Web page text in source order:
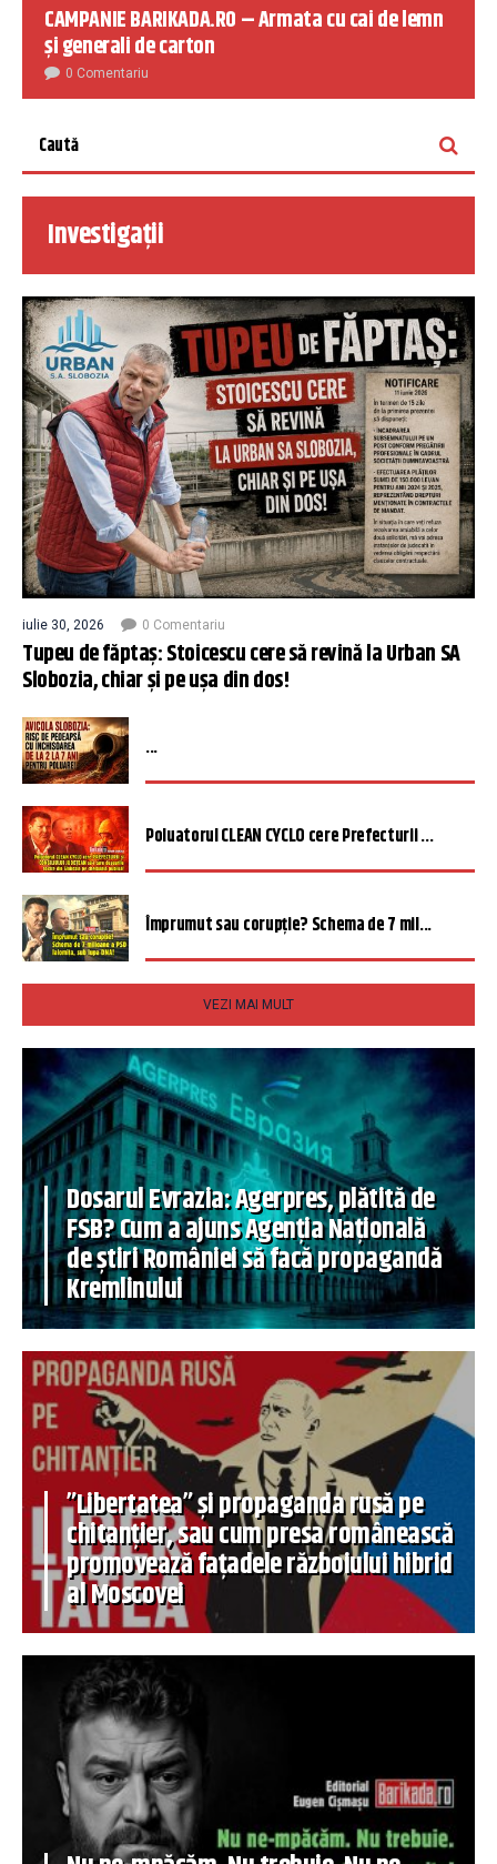
CAMPANIE BARIKADA.RO – Armata cu cai de lemn
și generali de carton
0 Comentariu
Investigații
iulie 30, 2026 0 Comentariu
Tupeu de făptaș: Stoicescu cere să revină la Urban SA
Slobozia, chiar și pe ușa din dos!
...
Poluatorul CLEAN CYCLO cere Prefecturii ...
Împrumut sau corupție? Schema de 7 mil...
VEZI MAI MULT
Dosarul Evrazia: Agerpres, plătită de
FSB? Cum a ajuns Agenția Națională
de știri României să facă propagandă
Kremlinului
”Libertatea” și propaganda rusă pe
chitanțier, sau cum presa românească
promovează fațadele războiului hibrid
al Moscovei